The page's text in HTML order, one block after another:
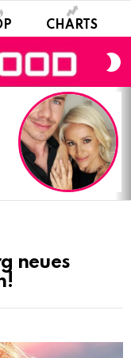
CHARTS
neues